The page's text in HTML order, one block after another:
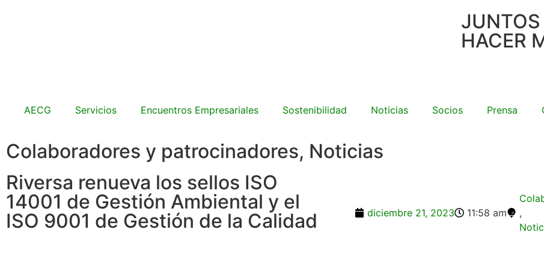
HACER
AECG Servicios Encuentros Empresariales Sostenibilidad Noticias Socios Prensa
Colaboradores y patrocinadores, Noticias
Riversa renueva los sellos ISO
14001 de Gestión Ambiental y el
ISO 9001 de Gestión de la Calidad
diciembre 21, 2023 11:58 am
,